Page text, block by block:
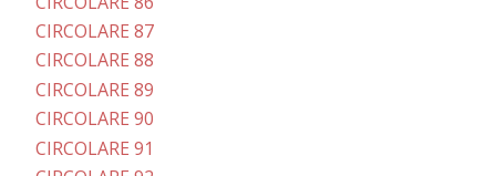
CIRCOLARE 87
CIRCOLARE 88
CIRCOLARE 89
CIRCOLARE 90
CIRCOLARE 91